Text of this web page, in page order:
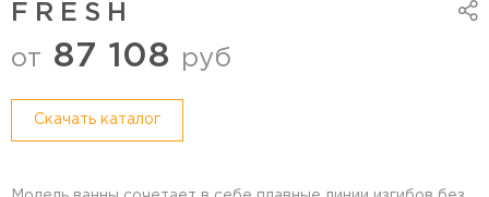
FRESH
от 87 108 руб
Cкачать каталог